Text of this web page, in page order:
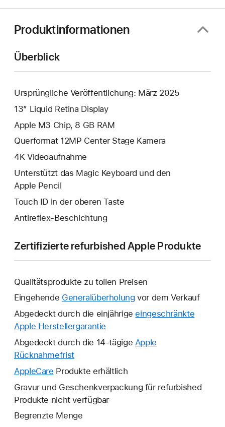
Produktinformationen
Überblick
Ursprüngliche Veröffentlichung: März 2025
13” Liquid Retina Display
Apple M3 Chip, 8 GB RAM
Querformat 12MP Center Stage Kamera
4K Video­aufnahme
Unterstützt das Magic Keyboard und den
Apple Pencil
Touch ID in der oberen Taste
Antireflex-Beschichtung
Zertifizierte refurbished Apple Produkte
Qualitätsprodukte zu tollen Preisen
Eingehende Generalüberholung vor dem Verkauf
Abgedeckt durch die einjährige eingeschränkte
Apple Herstellergarantie
neues
geöffnet.
Abgedeckt durch die 14-tägige Apple
RücknahmefristEin
neues
wird
geöffnet.
AppleCare Ein
neues
Fenster
geöffnet.
Produkte erhältlich
Gravur und Geschenkverpackung für refurbished
Produkte nicht verfügbar
Begrenzte Menge